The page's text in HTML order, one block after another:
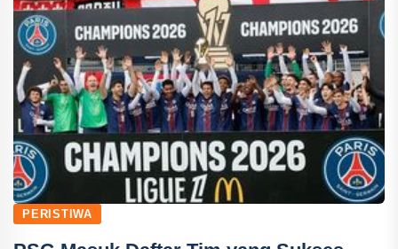
PERISTIWA